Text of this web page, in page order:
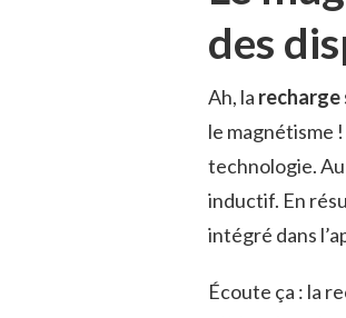
des
Ah, la recharge
le magnétisme
technologie.
inductif. En
intégré dans
Écoute ça : la